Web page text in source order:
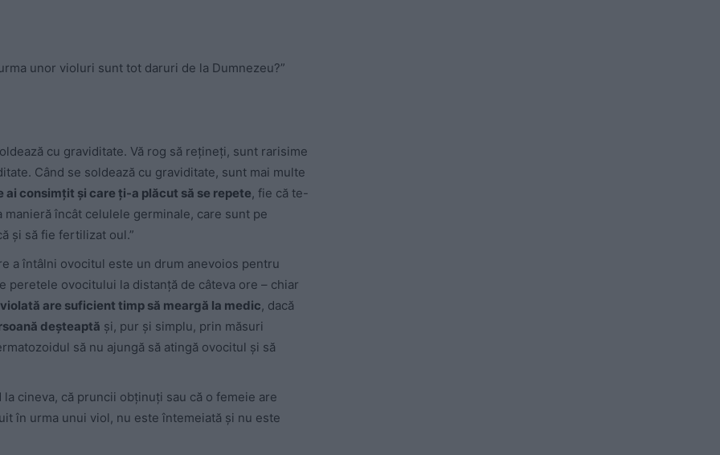
unor violuri sunt tot daruri de la Dumnezeu?”
cu graviditate. Vă rog să rețineți, sunt rarisime
Când se soldează cu graviditate, sunt mai multe
ai consimțit și care ți-a plăcut să se repete, fie că te-
încât celulele germinale, care sunt pe
și să fie fertilizat oul.”
a întâlni ovocitul este un drum anevoios pentru
peretele ovocitului la distanță de câteva ore – chiar
are suficient timp să meargă la medic, dacă
deșteaptă și, pur și simplu, prin măsuri
să nu ajungă să atingă ovocitul și să
cineva, că pruncii obținuți sau că o femeie are
în urma unui viol, nu este întemeiată și nu este